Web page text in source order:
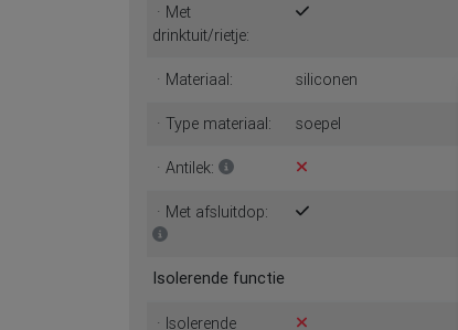
· Met
drinktuit/rietje:
· Materiaal: siliconen
· Type materiaal: soepel
· Antilek:
· Met afsluitdop:
Isolerende functie
· Isolerende